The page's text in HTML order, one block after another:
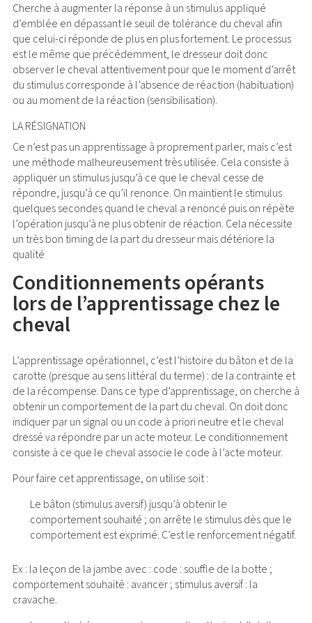
Cherche à augmenter la réponse à un stimulus appliqué
d’emblée en dépassant le seuil de tolérance du cheval afin
que celui-ci réponde de plus en plus fortement. Le processus
est le même que précédemment, le dresseur doit donc
observer le cheval attentivement pour que le moment d’arrêt
du stimulus corresponde à l’absence de réaction (habituation)
ou au moment de la réaction (sensibilisation).
LA RÉSIGNATION
Ce n’est pas un apprentissage à proprement parler, mais c’est
une méthode malheureusement très utilisée. Cela consiste à
appliquer un stimulus jusqu’à ce que le cheval cesse de
répondre, jusqu’à ce qu’il renonce. On maintient le stimulus
quelques secondes quand le cheval a renoncé puis on répète
l’opération jusqu’à ne plus obtenir de réaction. Cela nécessite
un très bon timing de la part du dresseur mais détériore la
qualité
Conditionnements opérants
lors de l’apprentissage chez le
cheval
L’apprentissage opérationnel, c’est l’histoire du bâton et de la
carotte (presque au sens littéral du terme) : de la contrainte et
de la récompense. Dans ce type d’apprentissage, on cherche à
obtenir un comportement de la part du cheval. On doit donc
indiquer par un signal ou un code à priori neutre et le cheval
dressé va répondre par un acte moteur. Le conditionnement
consiste à ce que le cheval associe le code à l’acte moteur.
Pour faire cet apprentissage, on utilise soit :
Le bâton (stimulus aversif) jusqu’à obtenir le
comportement souhaité ; on arrête le stimulus dès que le
comportement est exprimé. C’est le renforcement négatif.
Ex : la leçon de la jambe avec : code : souffle de la botte ;
comportement souhaité : avancer ; stimulus aversif : la
cravache.